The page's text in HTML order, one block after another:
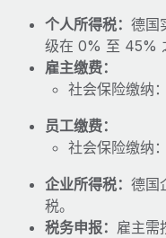
福利
轻松管理员工福利
actually looks like
Most teams hear
six-month project
了解更多
个人所得税： 德国
级在 0% 至 45%
雇主缴费：
社会保险缴纳
员工缴费：
社会保险缴纳
企业所得税： 德国
税。
税务申报： 雇主需